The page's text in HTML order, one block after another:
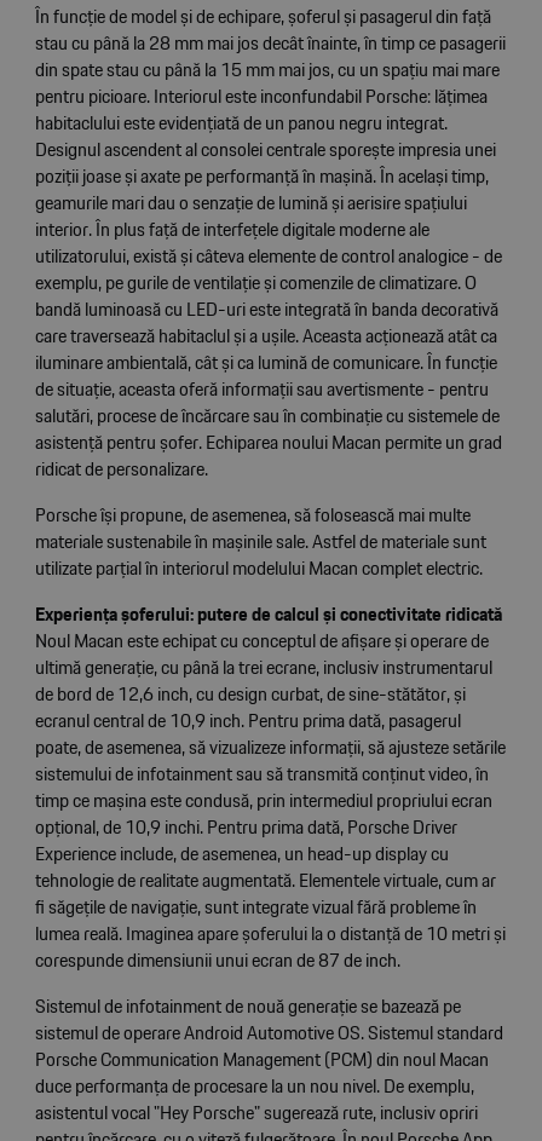
În funcție de model și de echipare, șoferul și pasagerul din față
stau cu până la 28 mm mai jos decât înainte, în timp ce pasagerii
din spate stau cu până la 15 mm mai jos, cu un spațiu mai mare
pentru picioare. Interiorul este inconfundabil Porsche: lățimea
habitaclului este evidențiată de un panou negru integrat.
Designul ascendent al consolei centrale sporește impresia unei
poziții joase și axate pe performanță în mașină. În același timp,
geamurile mari dau o senzație de lumină și aerisire spațiului
interior. În plus față de interfețele digitale moderne ale
utilizatorului, există și câteva elemente de control analogice - de
exemplu, pe gurile de ventilație și comenzile de climatizare. O
bandă luminoasă cu LED-uri este integrată în banda decorativă
care traversează habitaclul și a ușile. Aceasta acționează atât ca
iluminare ambientală, cât și ca lumină de comunicare. În funcție
de situație, aceasta oferă informații sau avertismente - pentru
salutări, procese de încărcare sau în combinație cu sistemele de
asistență pentru șofer. Echiparea noului Macan permite un grad
ridicat de personalizare.
Porsche își propune, de asemenea, să folosească mai multe
materiale sustenabile în mașinile sale. Astfel de materiale sunt
utilizate parțial în interiorul modelului Macan complet electric.
Experiența șoferului: putere de calcul și conectivitate ridicată
Noul Macan este echipat cu conceptul de afișare și operare de
ultimă generație, cu până la trei ecrane, inclusiv instrumentarul
de bord de 12,6 inch, cu design curbat, de sine-stătător, și
ecranul central de 10,9 inch. Pentru prima dată, pasagerul
poate, de asemenea, să vizualizeze informații, să ajusteze setările
sistemului de infotainment sau să transmită conținut video, în
timp ce mașina este condusă, prin intermediul propriului ecran
opțional, de 10,9 inchi. Pentru prima dată, Porsche Driver
Experience include, de asemenea, un head-up display cu
tehnologie de realitate augmentată. Elementele virtuale, cum ar
fi săgețile de navigație, sunt integrate vizual fără probleme în
lumea reală. Imaginea apare șoferului la o distanță de 10 metri și
corespunde dimensiunii unui ecran de 87 de inch.
Sistemul de infotainment de nouă generație se bazează pe
sistemul de operare Android Automotive OS. Sistemul standard
Porsche Communication Management (PCM) din noul Macan
duce performanța de procesare la un nou nivel. De exemplu,
asistentul vocal "Hey Porsche" sugerează rute, inclusiv opriri